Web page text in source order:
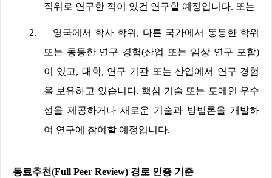
직위로 연구한 적이 있건 연구할 예정입니다. 또는
2. 영국에서 학사 학위 , 다른 국가에서 동등한 학위
또는 동등한 연구 경험(산업 또는 임상 연구 포함)
이 있고, 대학, 연구 기관 또는 산업에서 연구 경험
을 보유하고 있습니다. 핵심 기술 또는 도메인 우수
성을 제공하거나 새로운 기술과 방법론을 개발하
여 연구에 참여할 예정입니다.
동료추천(Full Peer Review) 경로 인증 기준